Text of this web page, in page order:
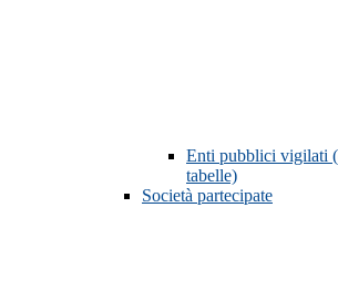
Enti pubblici vigilati
tabelle)
Società partecipate